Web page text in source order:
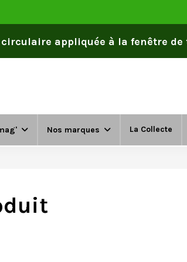
circulaire appliquée à la fenêtre
Nos marques La Collecte